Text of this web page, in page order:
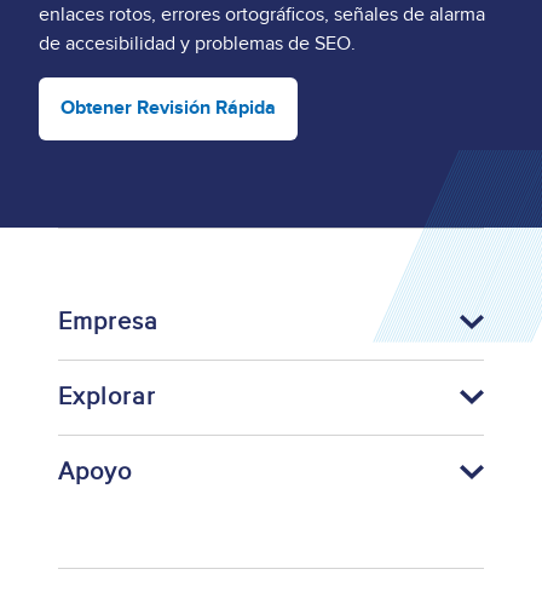
enlaces rotos, errores ortográficos, señales de alarma
de accesibilidad y problemas de SEO.
Obtener Revisión Rápida
Empresa
Explorar
Apoyo